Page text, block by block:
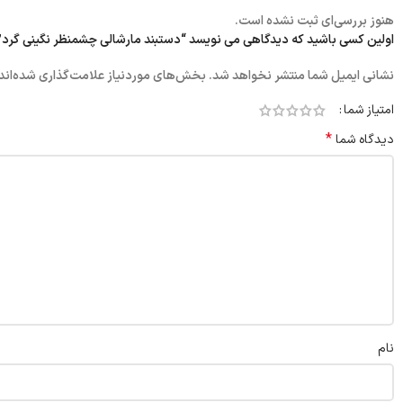
هنوز بررسی‌ای ثبت نشده است.
اولین کسی باشید که دیدگاهی می نویسد “دستبند مارشالی چشمنظر نگینی
نشانی ایمیل شما منتشر نخواهد شد. بخش‌های موردنیاز علامت‌گذاری
امتیاز شما
دیدگاه شما*
نام